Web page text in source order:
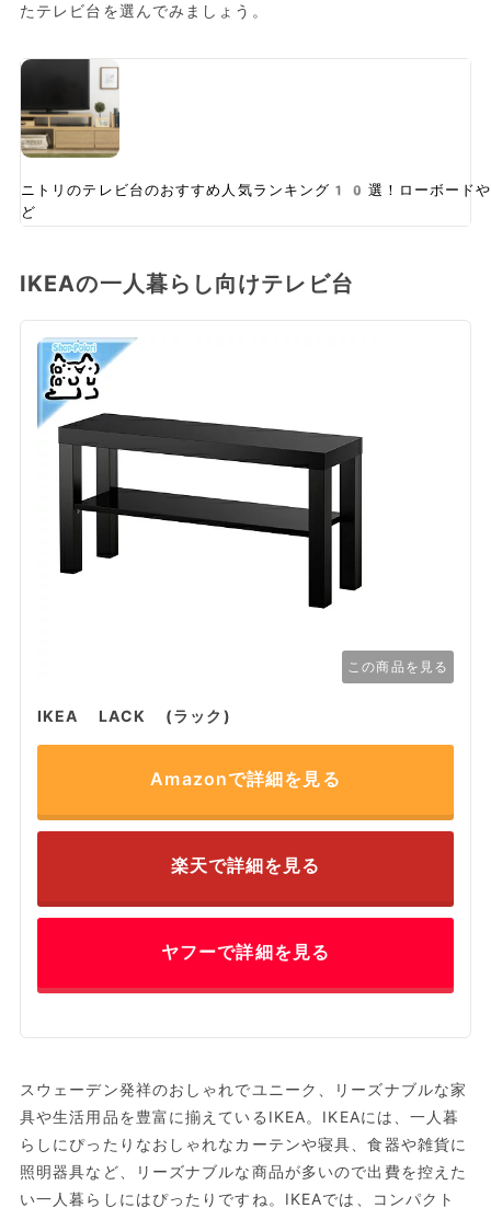
たテレビ台を選んでみましょう。
ニトリのテレビ台のおすすめ人気ランキング10選！ローボード
ど
IKEAの一人暮らし向けテレビ台
この商品を見る
IKEA LACK (ラック)
Amazonで詳細を見る
楽天で詳細を見る
ヤフーで詳細を見る
スウェーデン発祥のおしゃれでユニーク、リーズナブルな家
具や生活用品を豊富に揃えているIKEA。IKEAには、一人暮
らしにぴったりなおしゃれなカーテンや寝具、食器や雑貨に
照明器具など、リーズナブルな商品が多いので出費を控えた
い一人暮らしにはぴったりですね。IKEAでは、コンパクト